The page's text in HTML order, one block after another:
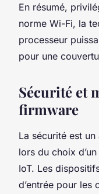
En résumé,
norme Wi-Fi, la
processeur
pour une
Sécurité et
firmware
La sécurité est
lors du choix
IoT. Les
d’entrée pour les